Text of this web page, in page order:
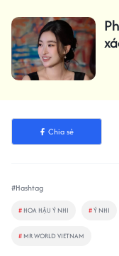
Chia sẻ
#Hashtag
# HOA HẬU Ý NHI #Ý NHI
# MR WORLD VIETNAM